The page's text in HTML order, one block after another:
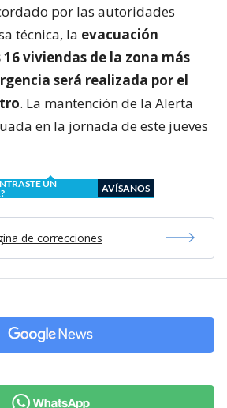
por las autoridades
técnica, la evacuación
viviendas de la zona más
será realizada por el
. La mantención de la Alerta
en la jornada de este jueves
UN
AVÍSANOS
de correcciones